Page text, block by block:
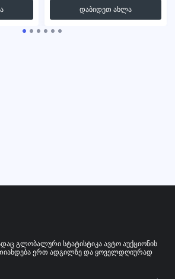
დაბიდეთ ახლა
გლობალური სტატისტიკა ავტო აუქციონის
ერთ ადგილზე და ყოველდღიურად